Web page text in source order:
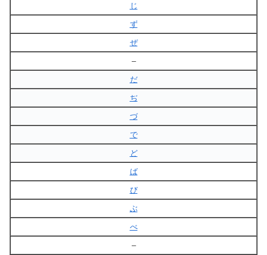
じ
ず
ぜ
–
だ
ぢ
づ
で
ど
ば
び
ぶ
べ
–